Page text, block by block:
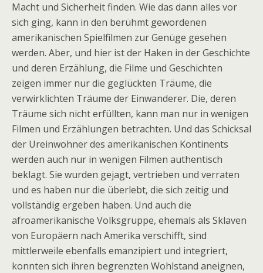
Macht und Sicherheit finden. Wie das dann alles vor
sich ging, kann in den berühmt gewordenen
amerikanischen Spielfilmen zur Genüge gesehen
werden. Aber, und hier ist der Haken in der Geschichte
und deren Erzählung, die Filme und Geschichten
zeigen immer nur die geglückten Träume, die
verwirklichten Träume der Einwanderer. Die, deren
Träume sich nicht erfüllten, kann man nur in wenigen
Filmen und Erzählungen betrachten. Und das Schicksal
der Ureinwohner des amerikanischen Kontinents
werden auch nur in wenigen Filmen authentisch
beklagt. Sie wurden gejagt, vertrieben und verraten
und es haben nur die überlebt, die sich zeitig und
vollständig ergeben haben. Und auch die
afroamerikanische Volksgruppe, ehemals als Sklaven
von Europäern nach Amerika verschifft, sind
mittlerweile ebenfalls emanzipiert und integriert,
konnten sich ihren begrenzten Wohlstand aneignen,